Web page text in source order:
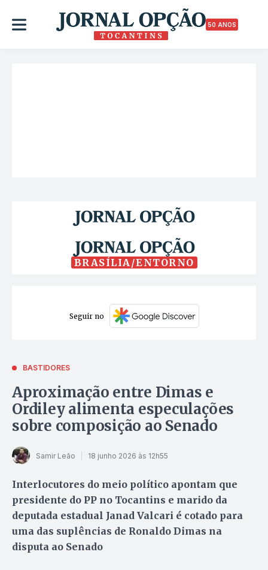
50 ANOS
BRASÍLIA/ENTORNO
Seguir no
BASTIDORES
Aproximação entre Dimas e
Ordiley alimenta especulações
sobre composição ao Senado
Samir Leão 18 junho 2026 às 12h55
Interlocutores do meio político apontam que
presidente do PP no Tocantins e marido da
deputada estadual Janad Valcari é cotado para
uma das suplências de Ronaldo Dimas na
disputa ao Senado